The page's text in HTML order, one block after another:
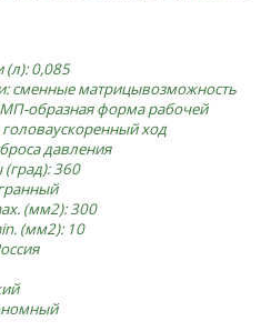
0,085
сменные матрицывозможность
П-образная форма рабочей
ускоренный ход
давления
360
(мм2): 300
(мм2): 10